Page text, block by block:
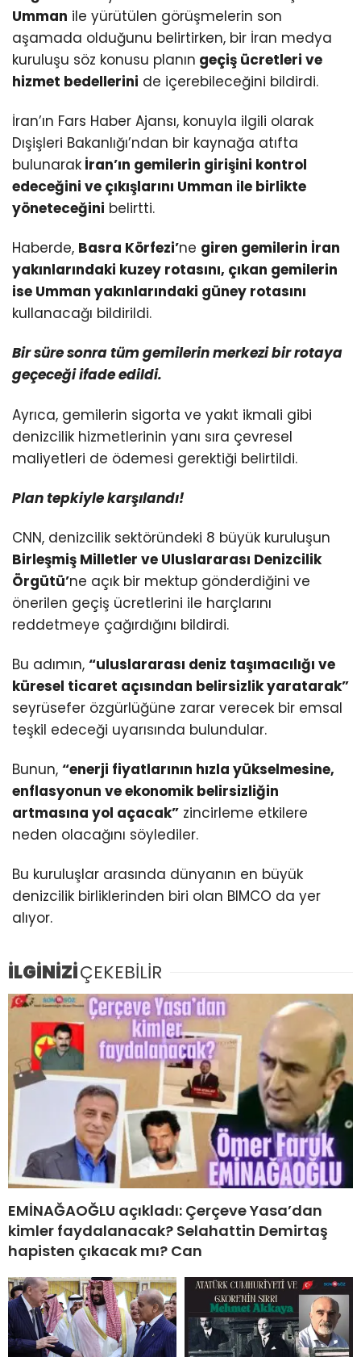
Umman ile yürütülen görüşmelerin son
aşamada olduğunu belirtirken, bir İran medya
kuruluşu söz konusu planın geçiş ücretleri ve
hizmet bedellerini de içerebileceğini bildirdi.
İran’ın Fars Haber Ajansı, konuyla ilgili olarak
Dışişleri Bakanlığı’ndan bir kaynağa atıfta
bulunarak İran’ın gemilerin girişini kontrol
edeceğini ve çıkışlarını Umman ile birlikte
yöneteceğini belirtti.
Haberde, Basra Körfezi’ne giren gemilerin İran
yakınlarındaki kuzey rotasını, çıkan gemilerin
ise Umman yakınlarındaki güney rotasını
kullanacağı bildirildi.
Bir süre sonra tüm gemilerin merkezi bir rotaya
geçeceği ifade edildi.
Ayrıca, gemilerin sigorta ve yakıt ikmali gibi
denizcilik hizmetlerinin yanı sıra çevresel
maliyetleri de ödemesi gerektiği belirtildi.
Plan tepkiyle karşılandı!
CNN, denizcilik sektöründeki 8 büyük kuruluşun
Birleşmiş Milletler ve Uluslararası Denizcilik
Örgütü’ne açık bir mektup gönderdiğini ve
önerilen geçiş ücretlerini ile harçlarını
reddetmeye çağırdığını bildirdi.
Bu adımın, “uluslararası deniz taşımacılığı ve
küresel ticaret açısından belirsizlik yaratarak”
seyrüsefer özgürlüğüne zarar verecek bir emsal
teşkil edeceği uyarısında bulundular.
Bunun, “enerji fiyatlarının hızla yükselmesine,
enflasyonun ve ekonomik belirsizliğin
artmasına yol açacak” zincirleme etkilere
neden olacağını söylediler.
Bu kuruluşlar arasında dünyanın en büyük
denizcilik birliklerinden biri olan BIMCO da yer
alıyor.
İLGİNİZİÇEKEBİLİR
EMİNAĞAOĞLU açıkladı: Çerçeve Yasa’dan
kimler faydalanacak? Selahattin Demirtaş
hapisten çıkacak mı? Can